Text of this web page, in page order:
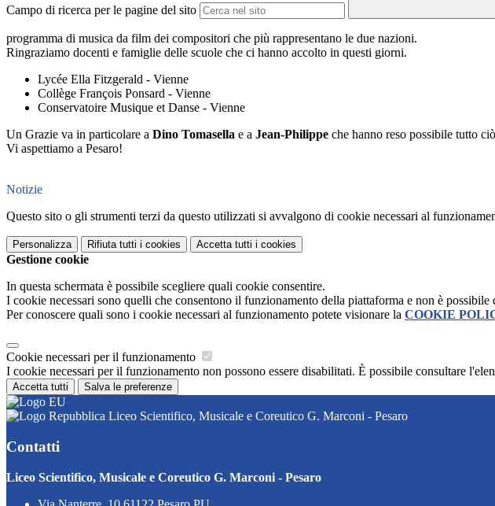
Campo di ricerca per le pagine del sito
programma di musica da film dei compositori che più rappresentano le due nazioni.
Ringraziamo docenti e famiglie delle scuole che ci hanno accolto in questi giorni.
Lycée Ella Fitzgerald - Vienne
Collège François Ponsard - Vienne
Conservatoire Musique et Danse - Vienne
Un Grazie va in particolare a Dino Tomasella e a Jean-Philippe che hanno reso possibile tutto
Vi aspettiamo a Pesaro!
Notizie
Questo sito o gli strumenti terzi da questo utilizzati si avvalgono di cookie necessari al
Personalizza Rifiuta tutti i cookies Accetta tutti i cookies
Gestione cookie
In questa schermata è possibile scegliere quali cookie consentire.
I cookie necessari sono quelli che consentono il funzionamento della piattaforma e non è possibile
Per conoscere quali sono i cookie necessari al funzionamento potete visionare la COOKIE
Cookie necessari per il funzionamento
I cookie necessari per il funzionamento non possono essere disabilitati. È possibile consultare
Accetta tutti Salva le preferenze
Liceo Scientifico, Musicale e Coreutico G. Marconi - Pesaro
Contatti
Liceo Scientifico, Musicale e Coreutico G. Marconi - Pesaro